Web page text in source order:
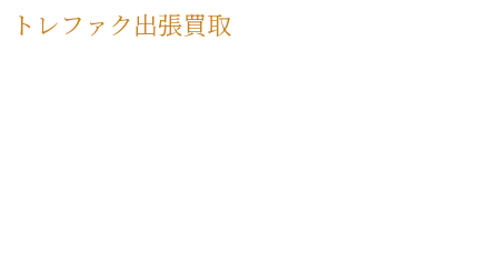
トレファク出張買取